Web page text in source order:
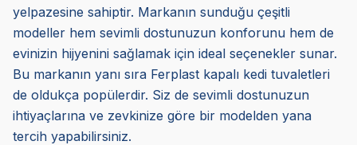
yelpazesine sahiptir. Markanın sunduğu çeşitli
modeller hem sevimli dostunuzun konforunu hem de
evinizin hijyenini sağlamak için ideal seçenekler sunar.
Bu markanın yanı sıra Ferplast kapalı kedi tuvaletleri
de oldukça popülerdir. Siz de sevimli dostunuzun
ihtiyaçlarına ve zevkinize göre bir modelden yana
tercih yapabilirsiniz.